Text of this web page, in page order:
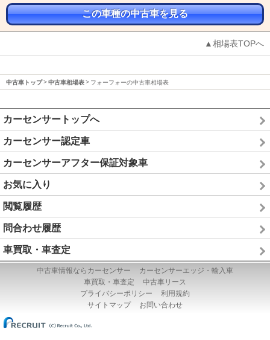
この車種の中古車を見る
▲相場表TOPへ
中古車トップ 中古車相場表 フォーフォーの中古車相場表
カーセンサートップへ
カーセンサー認定車
カーセンサーアフター保証対象車
お気に入り
閲覧履歴
問合わせ履歴
車買取・車査定
中古車情報ならカーセンサー
カーセンサーエッジ・輸入車
車買取・車査定
中古車リース
プライバシーポリシー
利用規約
サイトマップ
お問い合わせ